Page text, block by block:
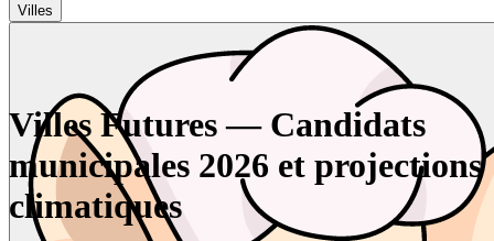
Villes
Villes Futures — Candidats
municipales 2026 et projections
climatiques